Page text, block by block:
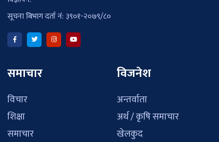
सूचना बिभाग दर्ता नं: ३९०१-२०७९/८०
समाचार
विचार
शिक्षा
समाचार
विजनेश
अन्तर्वाता
अर्थ / कृषि समाचार
खेलकुद